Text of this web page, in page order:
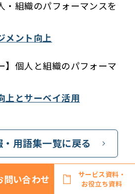
・組織のパフォーマンスを
メント向上
】個人と組織のパフォーマ
上とサーベイ活用
用語集一覧に戻る
問い合わせ
サービス資料・
お役立ち資料